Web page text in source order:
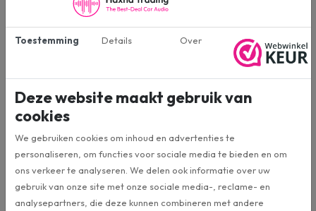
JBL Basspro 8 Actieve subwoofer. Door ons getest en goedwerkend.
zoekt voor een eigen defecte exemplaar.
Specificaties
Artikelnummer JBL Basspro 8 Actieve subwoofer *SPARE-PARTS*
Toestemming Details Over
Deze website maakt gebruik van
cookies
We gebruiken cookies om inhoud en advertenties te
personaliseren, om functies voor sociale media te bieden en om
ons verkeer te analyseren. We delen ook informatie over uw
gebruik van onze site met onze sociale media-, reclame- en
analysepartners, die deze kunnen combineren met andere